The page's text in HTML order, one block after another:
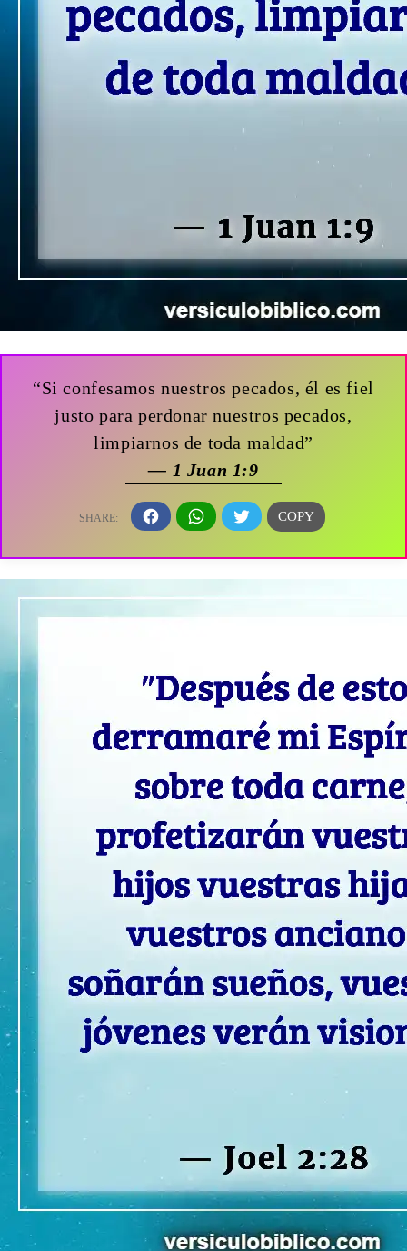
“Si confesamos nuestros pecados, él es fiel
justo para perdonar nuestros pecados,
limpiarnos de toda maldad”
— 1 Juan 1:9